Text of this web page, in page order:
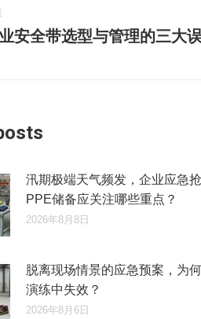
安全带选型与管理的三大
汛期极端天气频发，企业应急
PPE储备应关注哪些重点？
2026年8月8日
脱离现场情景的应急预案，为
演练中失效？
2026年8月6日